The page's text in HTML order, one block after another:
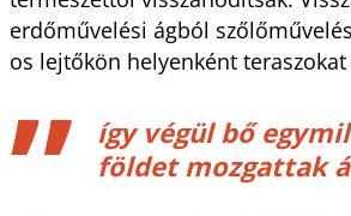
erdőművelési ágból
os lejtőkön helyenként
így végül bő
földet mozgattak